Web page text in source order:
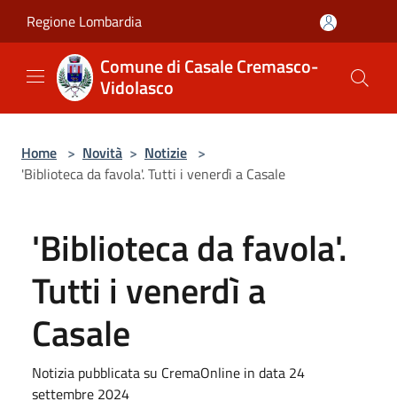
Regione Lombardia
Comune di Casale Cremasco-
Vidolasco
Home > Novità > Notizie >
'Biblioteca da favola'. Tutti i venerdì a Casale
'Biblioteca da favola'.
Tutti i venerdì a
Casale
Notizia pubblicata su CremaOnline in data 24
settembre 2024